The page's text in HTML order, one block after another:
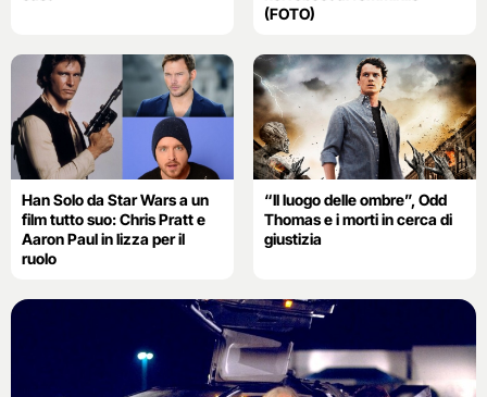
(FOTO)
Han Solo da Star Wars a un
film tutto suo: Chris Pratt e
Aaron Paul in lizza per il
ruolo
“Il luogo delle ombre”, Odd
Thomas e i morti in cerca di
giustizia